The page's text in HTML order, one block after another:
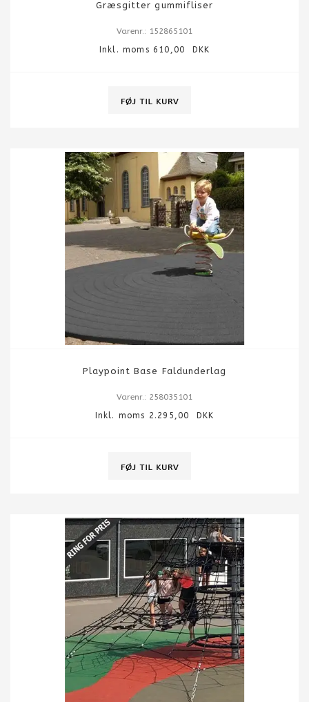
Græsgitter gummifliser
Varenr.: 152865101
Inkl. moms 610,00 DKK
Playpoint Base Faldunderlag
Varenr.: 258035101
Inkl. moms 2.295,00 DKK